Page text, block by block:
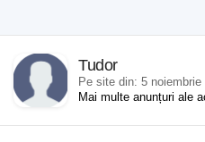
Tudor
Pe site din: 5 noiembrie
Mai multe anunțuri ale